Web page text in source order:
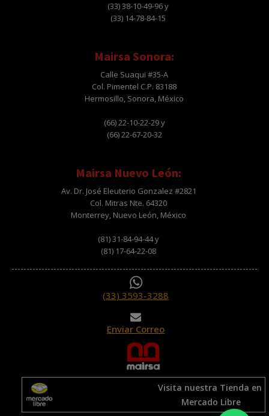
(33) 38-10-49-96 y
(33) 14-78-84-15
Mairsa Sonora:
Calle Suaqui #35-A
Col. Pimentel C.P. 83188
Hermosillo, Sonora, México
(66) 22-10-22-29 y
(66) 22-67-20-32
Mairsa Nuevo León:
Av. Dr. José Eleuterio Gonzalez #2821
Col. Mitras Nte. 64320
Monterrey, Nuevo León, México
(81) 31-84-94-44 y
(81) 17-64-22-08
(33) 3593-3288
Enviar Correo
Visita nuestra Tienda en
Mercado Libre